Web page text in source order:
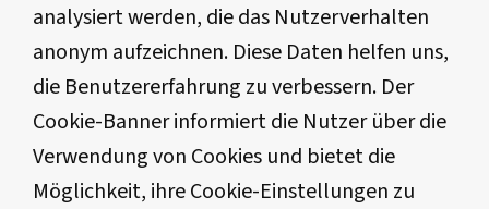
analysiert werden, die das Nutzerverhalten
anonym aufzeichnen. Diese Daten helfen uns,
die Benutzererfahrung zu verbessern. Der
Cookie-Banner informiert die Nutzer über die
Verwendung von Cookies und bietet die
Möglichkeit, ihre Cookie-Einstellungen zu